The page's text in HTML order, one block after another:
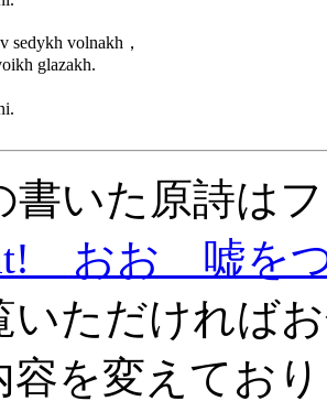
sedykh volnakh，
glazakh.
書いた原詩は
おお 嘘を
いただければ
容を変えてお